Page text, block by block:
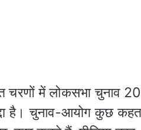
में लोकसभा चुनाव
है। चुनाव-आयोग कुछ कहता